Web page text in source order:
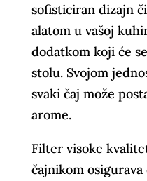
sofisticiran dizajn
alatom u vašoj
dodatkom koji će
stolu. Svojom
svaki čaj može
arome.
Filter visoke
čajnikom osigurava